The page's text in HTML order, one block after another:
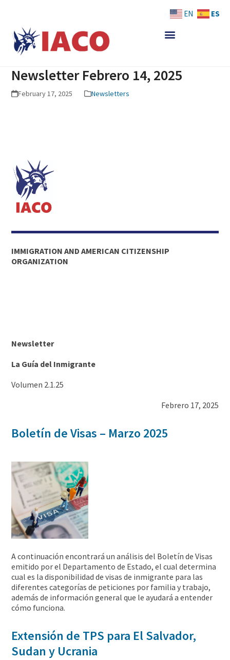
content
Newsletter Febrero 14, 2025
February 17, 2025 Newsletters
IMMIGRATION AND AMERICAN CITIZENSHIP
ORGANIZATION
Newsletter
La Guía del Inmigrante
Volumen 2.1.25
Febrero 17, 2025
Boletín de Visas – Marzo 2025
A continuación encontrará un análisis del Boletín de Visas
emitido por el Departamento de Estado, el cual determina
cual es la disponibilidad de visas de inmigrante para las
diferentes categorías de peticiones por familia y trabajo,
además de información general que le ayudará a entender
cómo funciona.
Extensión de TPS para El Salvador,
Sudan y Ucrania
EN ES